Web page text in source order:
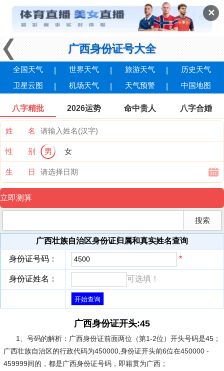
✕
广西身份证号大全
全国天气 世界天气 旅游天气
历史天气
卫星云图
机场天气 天气预警 中国地图
八字精批 2026运势 命中贵人 八字合婚
姓 名
性 别 男 女
生 日
广西壮族自治区身份证归属和真实姓名查询
身份证号码： *
身份证姓名： 可选填！
广西身份证开头:45
1、号码的解析： 广西身份证前面两位（第1-2位）开头号码是45；
广西壮族自治区的行政代码为450000,身份证开头前6位在450000 -
459999间的，都是广西身份证号码，即籍贯为广西；